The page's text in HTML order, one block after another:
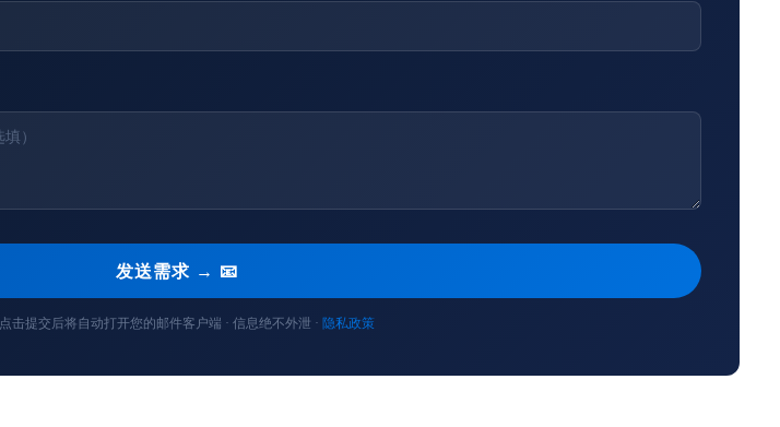
发送需求 → 📧
点击提交后将自动打开您的邮件客户端 · 信息绝不外泄 · 隐私政策